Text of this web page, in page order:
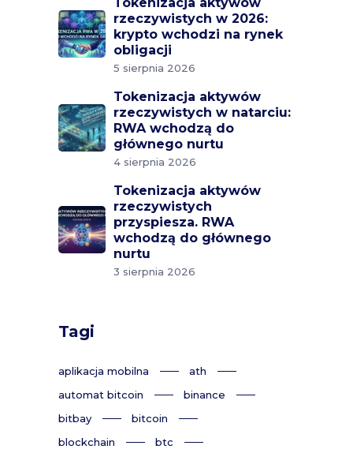
rzeczywistych w 2026:
krypto wchodzi na rynek
obligacji
5 sierpnia 2026
Tokenizacja aktywów
rzeczywistych w natarciu:
RWA wchodzą do
głównego nurtu
4 sierpnia 2026
Tokenizacja aktywów
rzeczywistych
przyspiesza. RWA
wchodzą do głównego
nurtu
3 sierpnia 2026
Tagi
aplikacja mobilna
ath
automat bitcoin
binance
bitbay
bitcoin
blockchain
btc